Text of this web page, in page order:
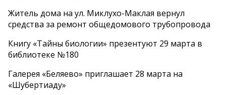
Житель дома на ул. Миклухо-Маклая вернул
средства за ремонт общедомового трубопровода
Книгу «Тайны биологии» презентуют 29 марта в
библиотеке №180
Галерея «Беляево» приглашает 28 марта на
«Шубертиаду»